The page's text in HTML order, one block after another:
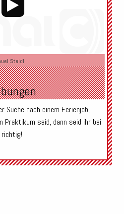
Audio-
Player
Steidl
Suche nach einem Ferienjob,
Praktikum seid, dann seid ihr bei
richtig!